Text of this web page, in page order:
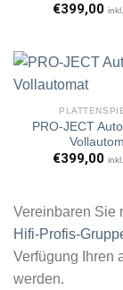
€399,00
PRO-JECT
€399,00
Vereinbaren Sie
Hifi-Profis-
Verfügung Ihren
werden.